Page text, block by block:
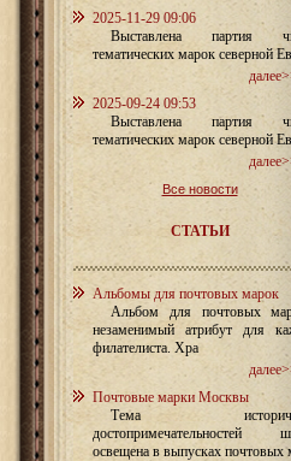
2025-11-29 09:06
Выставлена партия
тематических марок северной
2025-09-24 09:53
Выставлена партия
тематических марок северной
Все новости
СТАТЬИ
Альбомы для почтовых марок
Альбом для почтовых
незаменимый атрибут для
филателиста. Хра
Почтовые марки Москвы
Тема
достопримечательностей
освещена в выпусках почтовых